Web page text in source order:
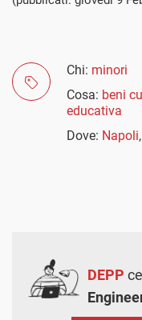
Chi: minori
Cosa: beni
educativa
Dove: Napoli,
DEPP